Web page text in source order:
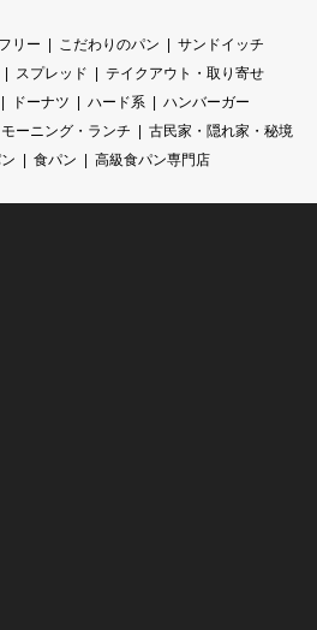
リー こだわりのパン
サンドイッチ
スプレッド
テイクアウト・取り寄せ
ドーナツ ハード系
ハンバーガー
モーニング・ランチ
古民家・隠れ家・秘境
食パン 高級食パン専門店